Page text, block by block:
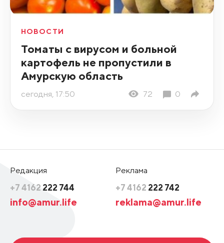
НОВОСТИ
Томаты с вирусом и больной
картофель не пропустили в
Амурскую область
сегодня, 17:50 72 0
Редакция
+7 4162 222 744
info@amur.life
Реклама
+7 4162 222 742
reklama@amur.life